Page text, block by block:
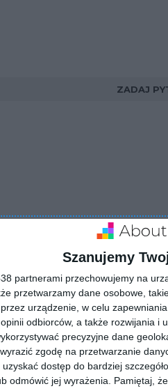
Szanujemy
partnerami przechowujemy na
przetwarzamy dane osobowe,
przez urządzenie, w celu
odbiorców, a także rozwijania i
precyzyjne dane
zgodę na przetwarzanie
dostęp do bardziej
odmówić jej wyrażenia.
Pamiętaj,
ZADAJ